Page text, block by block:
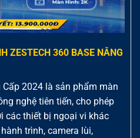
ZESTECH 360 BASE NÂNG
2024 là sản phẩm màn
nghệ tiên tiến, cho phép
các thiết bị ngoại vi khác
trình, camera lùi,